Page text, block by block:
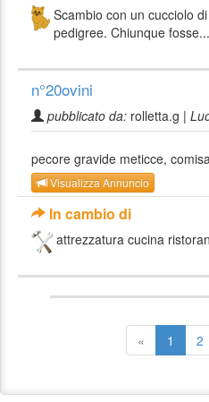
Scambio con un cucciolo
pedigree. Chiunque fosse...
n°20ovini
pubblicato da: rolletta.g |
pecore gravide meticce,
Visualizza Annuncio
In cambio di
attrezzatura cucina
« 1 2